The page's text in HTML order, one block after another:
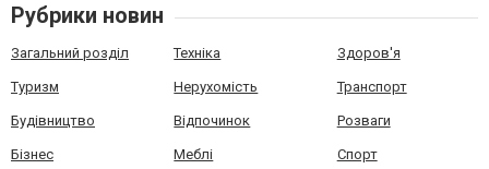
Рубрики новин
Загальний розділ Техніка Здоров'я
Туризм Нерухомість Транспорт
Будівництво Відпочинок Розваги
Бізнес Меблі Спорт